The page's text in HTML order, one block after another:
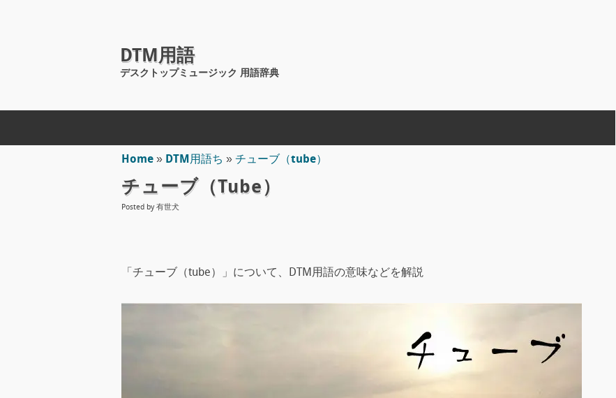
DTM用語
デスクトップミュージック 用語辞典
Home » DTM用語ち » チューブ（tube）
チューブ（tube）
Posted by有世犬
「チューブ（tube）」について、DTM用語の意味などを解説